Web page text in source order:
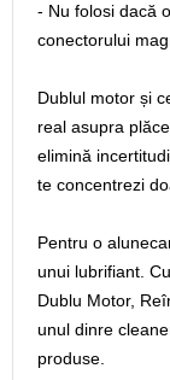
- Nu folosi dacă
conectorului
Dublul motor și
real asupra
elimină
te concentrezi
Pentru o
unui lubrifiant.
Dublu Motor,
unul dinre
produse.